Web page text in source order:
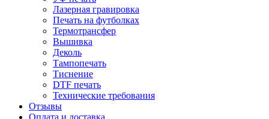
Лазерная гравировка
Печать на футболках
Термотрансфер
Вышивка
Деколь
Тампопечать
Тиснение
DTF печать
Технические требования
Отзывы